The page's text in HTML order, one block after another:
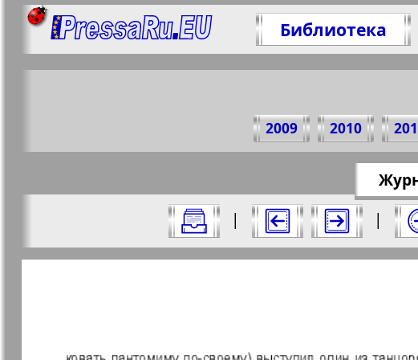
Библиотека
2009 2010
Все номера журнала "7плюс7я" за 2013
|
|
Страницы журнала
https://